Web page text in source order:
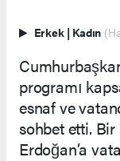
Erkek | Kadın
programı
esnaf ve
sohbet etti.
Erdoğan’a